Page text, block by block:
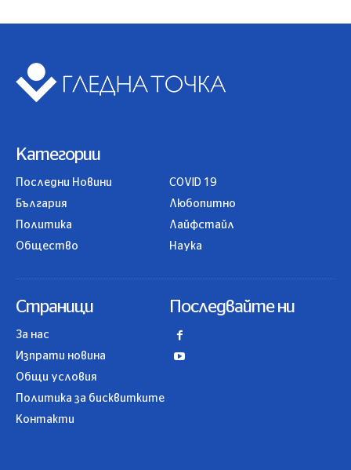
Категории
Последни Новини
България
Политика
Общество
COVID 19
Любопитно
Лайфстайл
Наука
Страници
За нас
Изпрати новина
Общи условия
Политика за бисквитките
Контакти
Последвайте ни